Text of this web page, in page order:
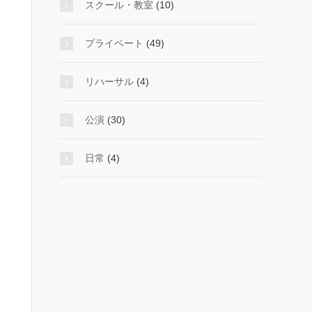
スクール・教室 (10)
プライベート (49)
リハーサル (4)
公演 (30)
日常 (4)